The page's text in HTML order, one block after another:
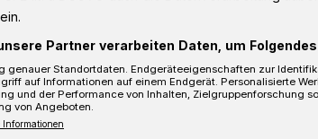
Partner verarbeiten Daten, um
genauer Standortdaten. Endgeräteeigenschaften zur
auf Informationen auf einem Endgerät. Personalisierte
und der Performance von Inhalten, Zielgruppenforschung
von Angeboten.